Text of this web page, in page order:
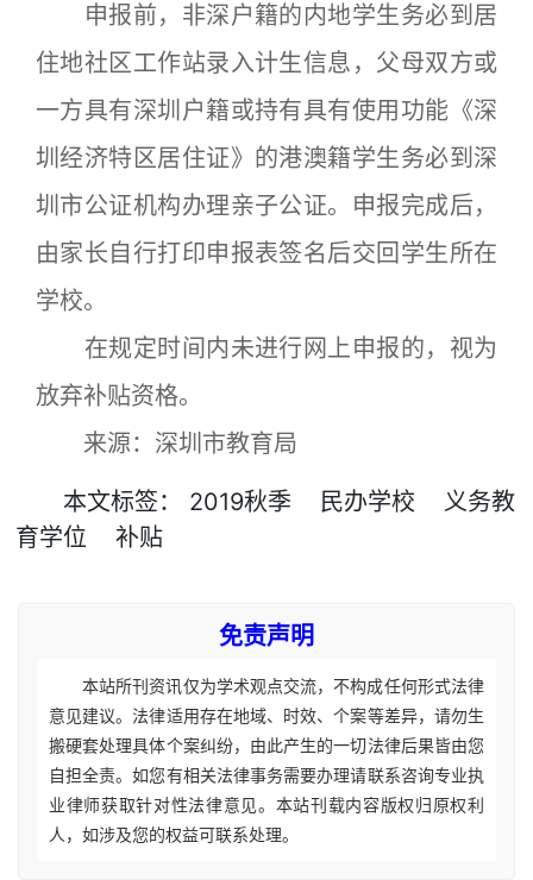
申报前，非深户籍的内地学生务必到居
住地社区工作站录入计生信息，父母双方或
一方具有深圳户籍或持有具有使用功能《深
圳经济特区居住证》的港澳籍学生务必到深
圳市公证机构办理亲子公证。申报完成后，
由家长自行打印申报表签名后交回学生所在
学校。
在规定时间内未进行网上申报的，视为
放弃补贴资格。
来源：深圳市教育局
本文标签： 2019秋季 民办学校
义务教
育学位
补贴
免责声明
本站所刊资讯仅为学术观点交流，不构成任何形式法律
意见建议。法律适用存在地域、时效、个案等差异，请勿生
搬硬套处理具体个案纠纷，由此产生的一切法律后果皆由您
自担全责。如您有相关法律事务需要办理请联系咨询专业执
业律师获取针对性法律意见。本站刊载内容版权归原权利
人，如涉及您的权益可联系处理。